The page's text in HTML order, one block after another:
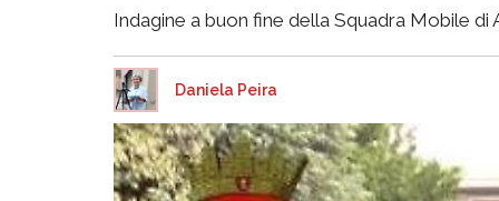
Indagine a buon fine della Squadra Mobile
Daniela Peira